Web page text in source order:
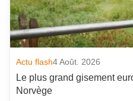
Actu flash4 Août. 2026
Le plus grand gisement
Norvège